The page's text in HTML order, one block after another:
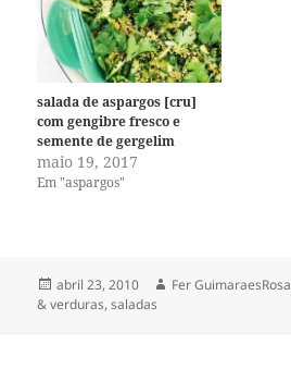
salada de aspargos [cru]
com gengibre fresco e
semente de gergelim
maio 19, 2017
Em "aspargos"
Publicado
em
abril 23, 2010 Autor
Fer GuimaraesRosa
& verduras,saladas